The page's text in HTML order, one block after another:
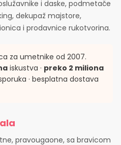
i daske, podmetače
dekupaž majstore,
i prodavnice rukotvorina.
za umetnike od 2007.
iskustva · preko 2 miliona
· besplatna dostava
pravougaone, sa bravicom